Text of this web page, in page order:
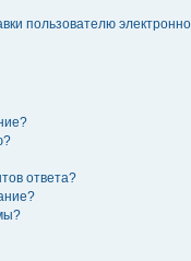
пользователю
ответа?